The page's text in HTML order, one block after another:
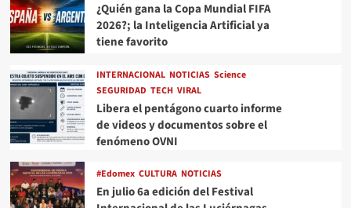
¿Quién gana la Copa Mundial FIFA
2026?; la Inteligencia Artificial ya
tiene favorito
INTERNACIONAL NOTICIAS Science
SEGURIDAD TECH VIRAL
Libera el pentágono cuarto informe
de videos y documentos sobre el
fenómeno OVNI
#Edomex CULTURA NOTICIAS
En julio 6a edición del Festival